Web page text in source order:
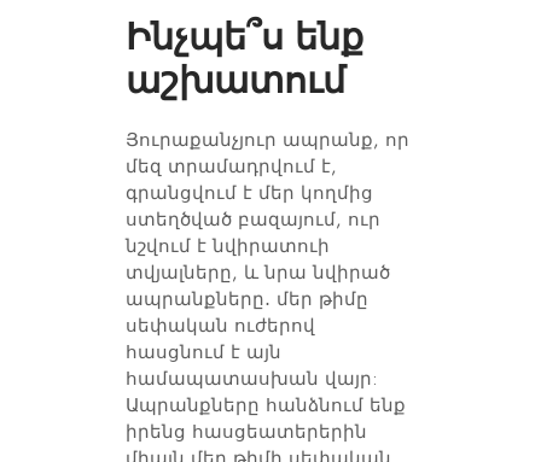
Ինչպե՞ս ենք
աշխատում
Յուրաքանչյուր ապրանք, որ
մեզ տրամադրվում է,
գրանցվում է մեր կողմից
ստեղծված բազայում, ուր
նշվում է նվիրատուի
տվյալները, և նրա նվիրած
ապրանքները․ մեր թիմը
սեփական ուժերով
հասցնում է այն
համապատասխան վայր:
Ապրանքները հանձնում ենք
իրենց հասցեատերերին